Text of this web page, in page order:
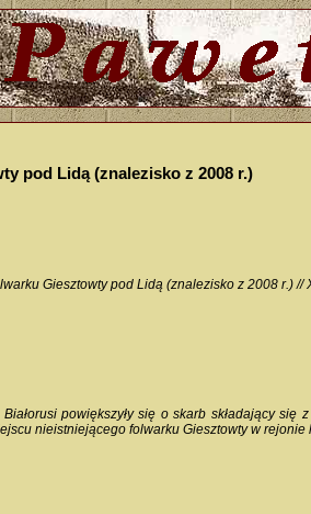
pod Lidą (znalezisko z 2008 r.)
Giesztowty pod Lidą (znalezisko z 2008
powiększyły się o skarb składający
nieistniejącego folwarku Giesztowty w